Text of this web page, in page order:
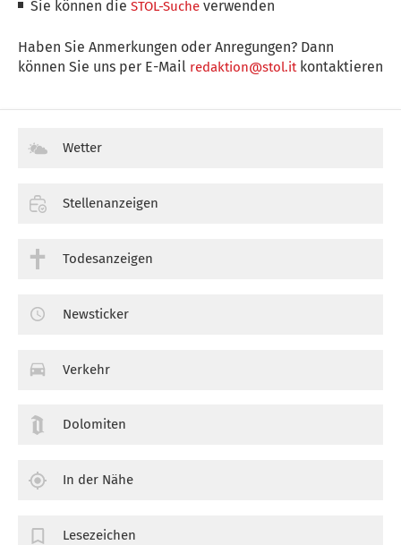
Sie können dieSTOL-Suche verwenden
Haben Sie Anmerkungen oder Anregungen? Dann
können Sie uns per E-Mail redaktion@stol.itkontaktieren
Wetter
Stellenanzeigen
Todesanzeigen
Newsticker
Verkehr
Dolomiten
In der Nähe
Lesezeichen